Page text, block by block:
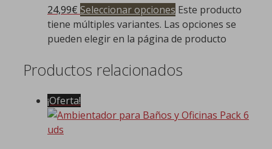
24,99€ Seleccionar opciones Este producto
tiene múltiples variantes. Las opciones se
pueden elegir en la página de producto
Productos relacionados
¡Oferta!